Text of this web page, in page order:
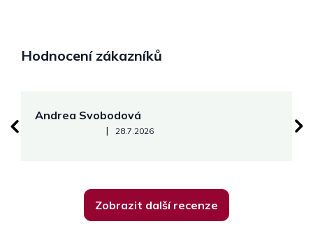
Hodnocení zákazníků
Andrea Svobodová
Hodnocení obchodu je 5 z 5 hvězdiček.
| 28.7.2026
Zobrazit další recenze